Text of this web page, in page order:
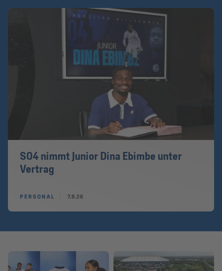
S04 nimmt Junior Dina Ebimbe unter
Vertrag
PERSONAL 7.8.26